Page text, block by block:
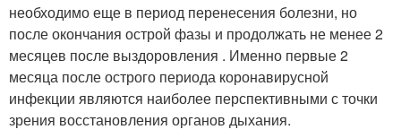
необходимо еще в период перенесения болезни, но
после окончания острой фазы и продолжать не менее 2
месяцев после выздоровления . Именно первые 2
месяца после острого периода коронавирусной
инфекции являются наиболее перспективными с точки
зрения восстановления органов дыхания.